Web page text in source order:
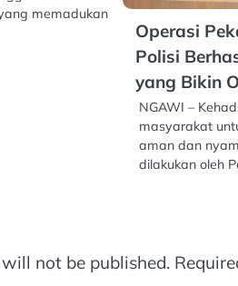
memadukan
Operasi
Polisi
yang Bikin
NGAWI –
masyarakat
aman dan
dilakukan oleh
not be published.